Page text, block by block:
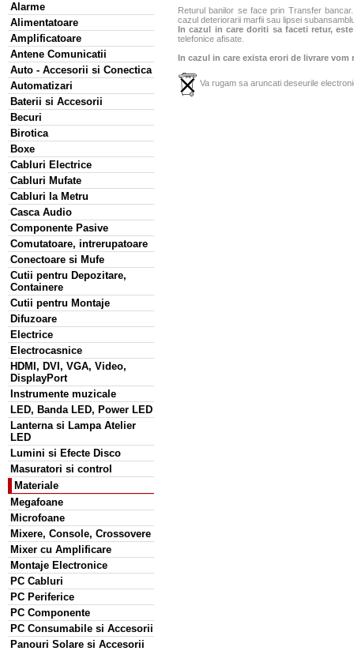
Alarme
Alimentatoare
Amplificatoare
Antene Comunicatii
Auto - Accesorii si Conectica
Automatizari
Baterii si Accesorii
Becuri
Birotica
Boxe
Cabluri Electrice
Cabluri Mufate
Cabluri la Metru
Casca Audio
Componente Pasive
Comutatoare, intrerupatoare
Conectoare si Mufe
Cutii pentru Depozitare,
Containere
Cutii pentru Montaje
Difuzoare
Electrice
Electrocasnice
HDMI, DVI, VGA, Video,
DisplayPort
Instrumente muzicale
LED, Banda LED, Power LED
Lanterna si Lampa Atelier
LED
Lumini si Efecte Disco
Masuratori si control
Materiale
Megafoane
Microfoane
Mixere, Console, Crossovere
Mixer cu Amplificare
Montaje Electronice
PC Cabluri
PC Periferice
PC Componente
PC Consumabile si Accesorii
Panouri Solare si Accesorii
Returul banilor se face prin Transfer
cazul deteriorarii marfii sau lipsei
In cazul in care doriti sa faceti retur,
telefonice afisate.
In cazul in care exista erori de livrare
Va rugam sa aruncati deseurile